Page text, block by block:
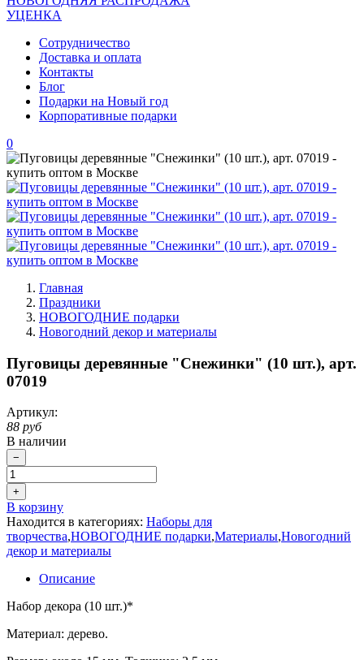
УЦЕНКА
Сотрудничество
Доставка и оплата
Контакты
Блог
Подарки на Новый год
Корпоративные подарки
0
Главная
Праздники
НОВОГОДНИЕ подарки
Новогодний декор и материалы
Пуговицы деревянные "Снежинки" (10 шт.), арт.
07019
Артикул:
88 руб
В наличии
−
+
В корзину
Находится в категориях: Наборы для
творчества,НОВОГОДНИЕ подарки,Материалы,Новогодний
декор и материалы
Описание
Набор декора (10 шт.)*
Материал: дерево.